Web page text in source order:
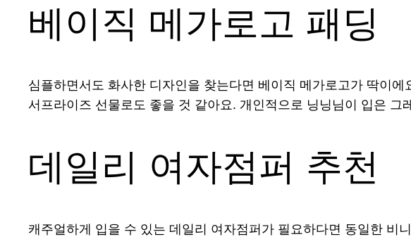
베이직 메가로고 패딩
심플하면서도 화사한 디자인을 찾는다면 베이직 메가로고가 딱이
서프라이즈 선물로도 좋을 것 같아요. 개인적으로 닝닝님이 입은
데일리 여자점퍼 추천
캐주얼하게 입을 수 있는 데일리 여자점퍼가 필요하다면 동일한 비